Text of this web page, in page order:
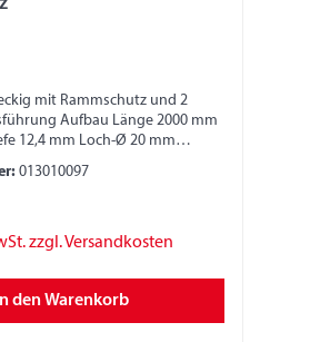
mit Rammschutz und 2
Aufbau Länge 2000 mm
12,4 mm Loch-Ø 20 mm
Stabilität
der Zurrschiene ist abhängig
ist der jeweilige
Nur geeignete
nur in der horizontalen
nicht im Direktzug und
oder Schrägzurren. Der
013010097
zzgl. Versandkosten
den Warenkorb